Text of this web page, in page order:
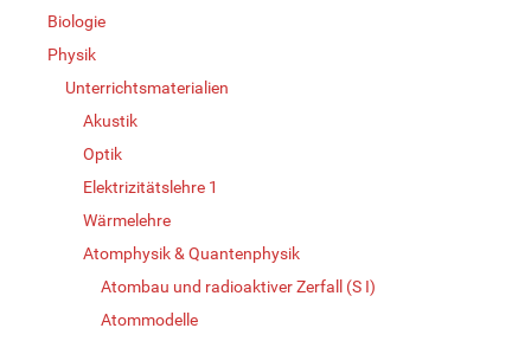
Biologie
Physik
Unterrichtsmaterialien
Akustik
Optik
Elektrizitätslehre 1
Wärmelehre
Atomphysik & Quantenphysik
Atombau und radioaktiver Zerfall (S I)
Atommodelle